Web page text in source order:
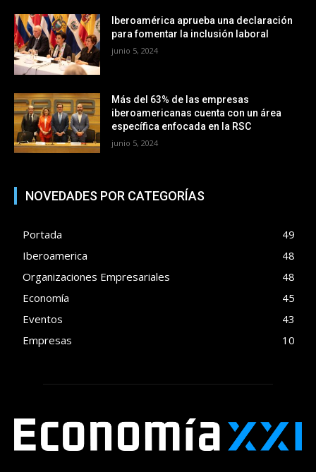
Iberoamérica aprueba una declaración
para fomentar la inclusión laboral
junio 5, 2024
Más del 63% de las empresas
iberoamericanas cuenta con un área
específica enfocada en la RSC
junio 5, 2024
NOVEDADES POR CATEGORÍAS
Portada
49
Iberoamerica
48
Organizaciones Empresariales
48
Economía
45
Eventos
43
Empresas
10